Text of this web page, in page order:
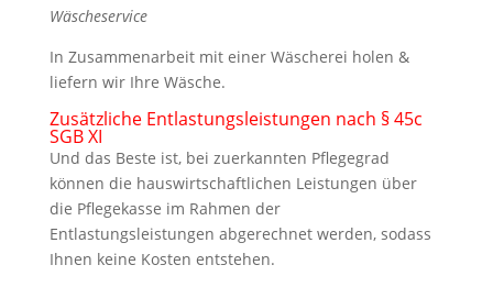
Wäscheservice
In Zusammenarbeit mit einer Wäscherei holen &
liefern wir Ihre Wäsche.
Zusätzliche Entlastungsleistungen nach § 45c
SGB XI
Und das Beste ist, bei zuerkannten Pflegegrad
können die hauswirtschaftlichen Leistungen über
die Pflegekasse im Rahmen der
Entlastungsleistungen abgerechnet werden, sodass
Ihnen keine Kosten entstehen.